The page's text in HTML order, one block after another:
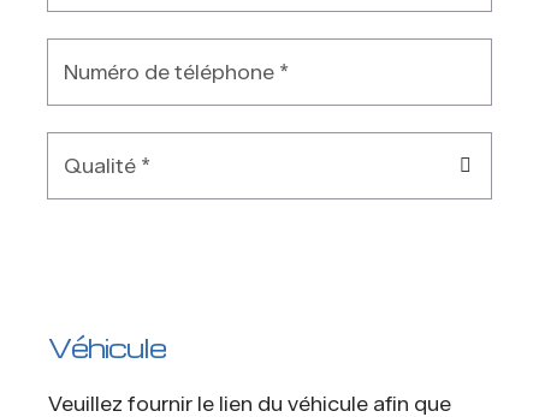
Numéro de téléphone *
Qualité *
Véhicule
Veuillez fournir le lien du véhicule afin que